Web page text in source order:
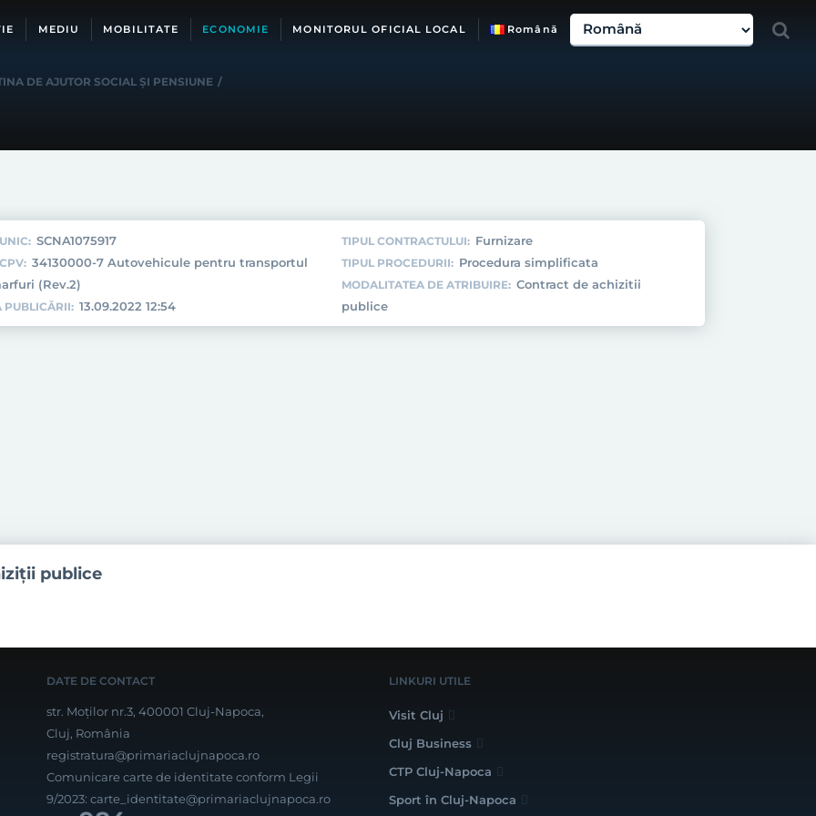
MEDIU MOBILITATE ECONOMIE MONITORUL OFICIAL LOCAL Română
DE AJUTOR SOCIAL ȘI PENSIUNE /
SCNA1075917
34130000-7 Autovehicule pentru transportul
(Rev.2)
PUBLICĂRII: 13.09.2022 12:54
TIPUL CONTRACTULUI: Furnizare
TIPUL PROCEDURII: Procedura simplificata
MODALITATEA DE ATRIBUIRE: Contract de achizitii
publice
publice
DATE DE CONTACT
str. Moților nr.3, 400001 Cluj-Napoca,
Cluj, România
registratura@primariaclujnapoca.ro
Comunicare carte de identitate conform Legii
9/2023: carte_identitate@primariaclujnapoca.ro
LINKURI UTILE
Visit Cluj
Cluj Business
CTP Cluj-Napoca
Sport în Cluj-Napoca